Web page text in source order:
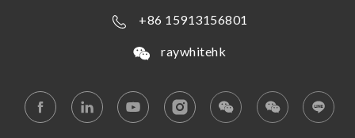
+86 15913156801
raywhitehk